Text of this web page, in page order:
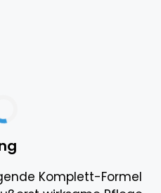
Komplett-Formel